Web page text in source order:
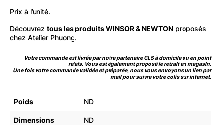
Prix à l’unité.
Découvrez tous les produits WINSOR & NEWTON proposés
chez Atelier Phuong.
Votre commande est livrée par notre partenaire GLS à domicile ou en point
relais. Vous est également proposé le retrait en magasin.
Une fois votre commande validée et préparée, nous vous envoyons un lien par
mail pour suivre votre colis sur internet.
Poids ND
Dimensions ND